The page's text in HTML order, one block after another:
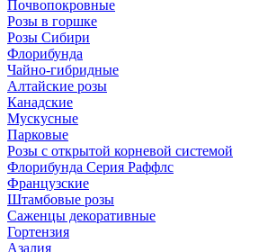
Почвопокровные
Розы в горшке
Розы Сибири
Флорибунда
Чайно-гибридные
Алтайские розы
Канадские
Мускусные
Парковые
Розы с открытой корневой системой
Флорибунда Серия Раффлс
Французские
Штамбовые розы
Саженцы декоративные
Гортензия
Азалия